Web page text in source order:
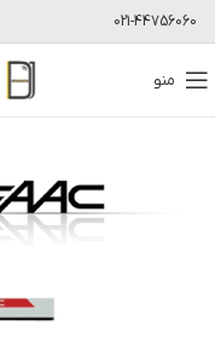
021-44756060
منو